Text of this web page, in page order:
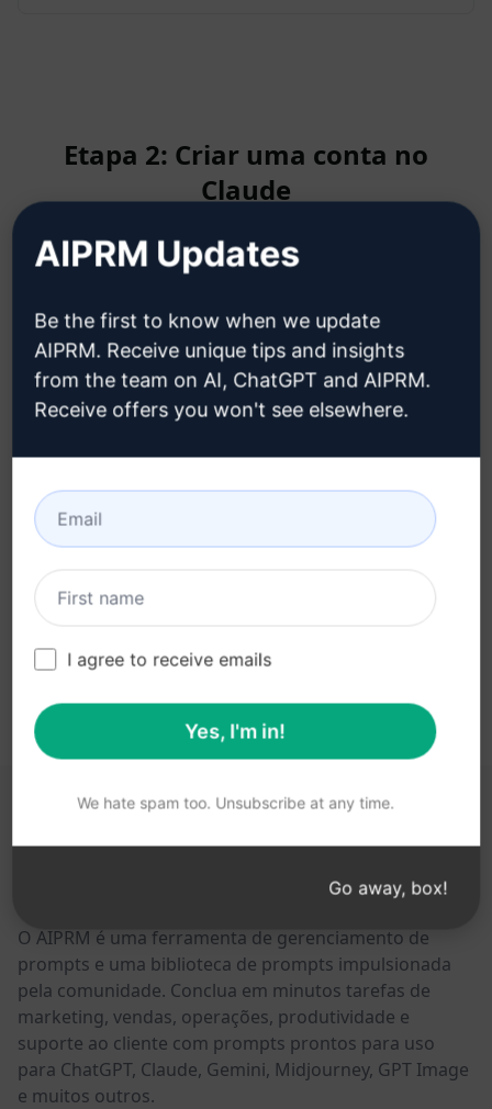
Etapa 2: Criar uma conta no
Claude
Clique aqui para saber como criar
uma conta no Claude
Etapa 3: use o prompt em seu
Claude
Experimente o prompt agora no Claude
ESTES LINKS PODEM SER ÚTEIS PARA VOCÊ
O AIPRM é uma ferramenta de gerenciamento de
prompts e uma biblioteca de prompts impulsionada
pela comunidade. Conclua em minutos tarefas de
marketing, vendas, operações, produtividade e
suporte ao cliente com prompts prontos para uso
para ChatGPT, Claude, Gemini, Midjourney, GPT Image
e muitos outros.
AIPRM Updates
Be the first to know when we update
AIPRM. Receive unique tips and insights
from the team on AI, ChatGPT and AIPRM.
Receive offers you won't see elsewhere.
I agree to receive emails
Yes, I'm in!
We hate spam too. Unsubscribe at any time.
Go away, box!